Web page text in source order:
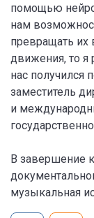
помощью
нам
превращать их
движения, то я
нас получился
заместитель
и
В завершение
музыкальная